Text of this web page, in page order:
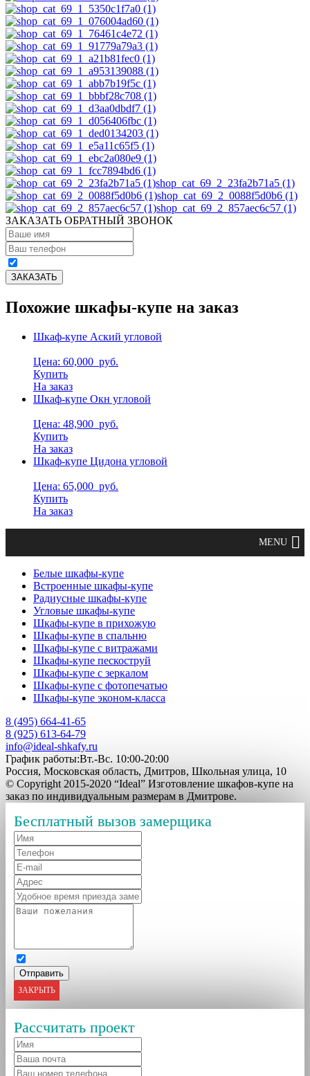
shop_cat_69_2_23fa2b71a5 (1)
shop_cat_69_2_0088f5d0b6 (1)
shop_cat_69_2_857aec6c57 (1)
ЗАКАЗАТЬ ОБРАТНЫЙ ЗВОНОК
Похожие шкафы-купе на заказ
Шкаф-купе Аский угловой
Цена: 60,000 руб.
Купить
На заказ
Шкаф-купе Окн угловой
Цена: 48,900 руб.
Купить
На заказ
Шкаф-купе Цидона угловой
Цена: 65,000 руб.
Купить
На заказ
Белые шкафы-купе
Встроенные шкафы-купе
Радиусные шкафы-купе
Угловые шкафы-купе
Шкафы-купе в прихожую
Шкафы-купе в спальню
Шкафы-купе с витражами
Шкафы-купе пескоструй
Шкафы-купе с зеркалом
Шкафы-купе с фотопечатью
Шкафы-купе эконом-класса
8 (495) 664-41-65
8 (925) 613-64-79
info@ideal-shkafy.ru
График работы:Вт.-Вс. 10:00-20:00
Россия, Московская область, Дмитров, Школьная улица, 10
© Copyright 2015-2020 “Ideal” Изготовление шкафов-купе на
заказ по индивидуальным размерам в Дмитрове.
Бесплатный вызов замерщика
ЗАКРЫТЬ
Рассчитать проект